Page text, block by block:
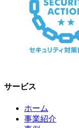
サービス
ホーム
事業紹介